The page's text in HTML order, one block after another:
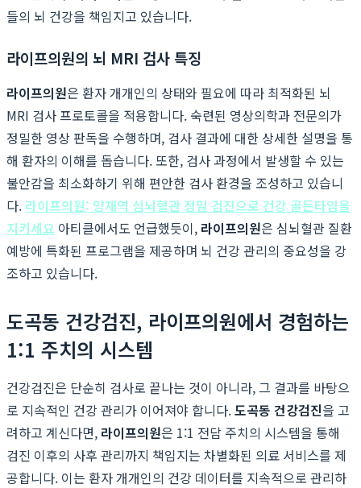
들의 뇌 건강을 책임지고 있습니다.
라이프의원의 뇌 MRI 검사 특징
라이프의원은 환자 개개인의 상태와 필요에 따라 최적화된 뇌
MRI 검사 프로토콜을 적용합니다. 숙련된 영상의학과 전문의가
정밀한 영상 판독을 수행하며, 검사 결과에 대한 상세한 설명을 통
해 환자의 이해를 돕습니다. 또한, 검사 과정에서 발생할 수 있는
불안감을 최소화하기 위해 편안한 검사 환경을 조성하고 있습니
다. 라이프의원: 양재역 심뇌혈관 정밀 검진으로 건강 골든타임을
지키세요 아티클에서도 언급했듯이, 라이프의원은 심뇌혈관 질환
예방에 특화된 프로그램을 제공하며 뇌 건강 관리의 중요성을 강
조하고 있습니다.
도곡동 건강검진, 라이프의원에서 경험하는
1:1 주치의 시스템
건강검진은 단순히 검사로 끝나는 것이 아니라, 그 결과를 바탕으
로 지속적인 건강 관리가 이어져야 합니다.도곡동 건강검진을 고
려하고 계신다면, 라이프의원은 1:1 전담 주치의 시스템을 통해
검진 이후의 사후 관리까지 책임지는 차별화된 의료 서비스를 제
공합니다. 이는 환자 개개인의 건강 데이터를 지속적으로 관리하